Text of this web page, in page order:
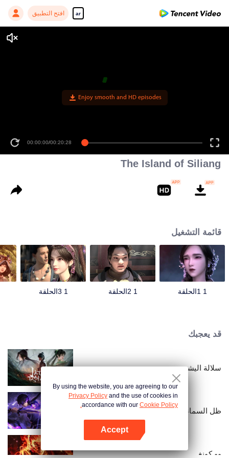
ar افتح التطبيق
Enjoy smooth and HD episodes
00:00:00/00:20:28
The Island of Siliang
قائمة التشغيل
1 1الحلقة 1 2الحلقة 1 3الحلقة
قد يعجبك
سلالة اليشم
ظل السماء
وو كونغ
By using the website, you are agreeing to our
Privacy Policy and the use of cookies in
accordance with our Cookie Policy.
Accept